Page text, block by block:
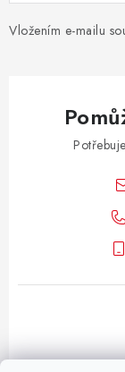
Vložením e-mailu